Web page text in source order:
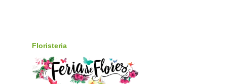
Floristeria